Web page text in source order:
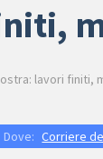
lavori finiti,
Corriere